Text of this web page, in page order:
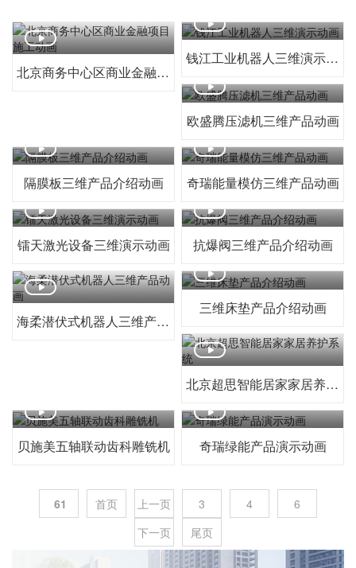
北京商务中心区商业金融项目施工动画
钱江工业机器人三维演示动画
欧盛腾压滤机三维产品动画
隔膜板三维产品介绍动画 奇瑞能量模仿三维产品动画
镭天激光设备三维演示动画 抗爆阀三维产品介绍动画
海柔潜伏式机器人三维产品动画
三维床垫产品介绍动画
北京超思智能居家家居养护系统
贝施美五轴联动齿科雕铣机 奇瑞绿能产品演示动画
61 首页 上一页 3 4
6
下一页
尾页